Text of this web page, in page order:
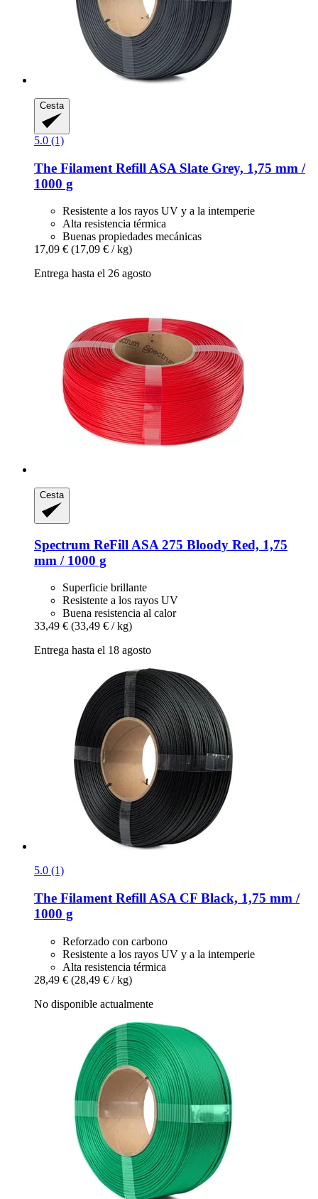
Cesta
5.0 (1)
The Filament Refill ASA Slate Grey, 1,75 mm /
1000 g
Resistente a los rayos UV y a la intemperie
Alta resistencia térmica
Buenas propiedades mecánicas
17,09 € (17,09 € / kg)
Entrega hasta el 26 agosto
Cesta
Spectrum ReFill ASA 275 Bloody Red, 1,75
mm / 1000 g
Superficie brillante
Resistente a los rayos UV
Buena resistencia al calor
33,49 € (33,49 € / kg)
Entrega hasta el 18 agosto
5.0 (1)
The Filament Refill ASA CF Black, 1,75 mm /
1000 g
Reforzado con carbono
Resistente a los rayos UV y a la intemperie
Alta resistencia térmica
28,49 € (28,49 € / kg)
No disponible actualmente